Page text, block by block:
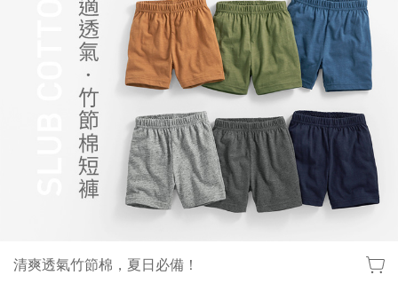
清爽透氣竹節棉，夏日必備！